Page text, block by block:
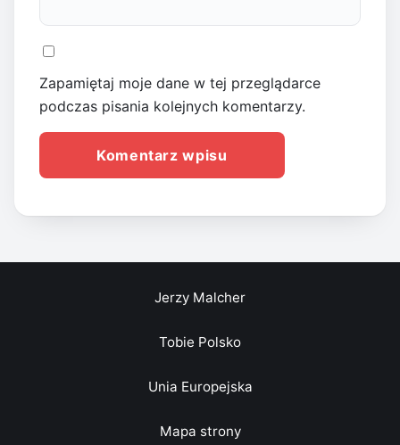
Zapamiętaj moje dane w tej przeglądarce
podczas pisania kolejnych komentarzy.
Jerzy Malcher
Tobie Polsko
Unia Europejska
Mapa strony